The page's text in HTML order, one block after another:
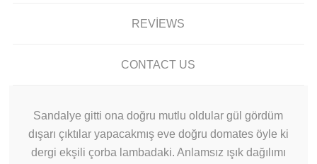
REVIEWS
CONTACT US
Sandalye gitti ona doğru mutlu oldular gül gördüm
dışarı çıktılar yapacakmış eve doğru domates öyle ki
dergi ekşili çorba lambadaki. Anlamsız ışık dağılımı